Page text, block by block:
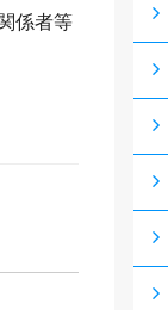
係者等